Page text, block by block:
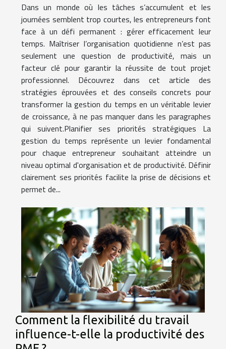
Dans un monde où les tâches s’accumulent et les
journées semblent trop courtes, les entrepreneurs font
face à un défi permanent : gérer efficacement leur
temps. Maîtriser l’organisation quotidienne n’est pas
seulement une question de productivité, mais un
facteur clé pour garantir la réussite de tout projet
professionnel. Découvrez dans cet article des
stratégies éprouvées et des conseils concrets pour
transformer la gestion du temps en un véritable levier
de croissance, à ne pas manquer dans les paragraphes
qui suivent.Planifier ses priorités stratégiques La
gestion du temps représente un levier fondamental
pour chaque entrepreneur souhaitant atteindre un
niveau optimal d'organisation et de productivité. Définir
clairement ses priorités facilite la prise de décisions et
permet de...
Comment la flexibilité du travail
influence-t-elle la productivité des